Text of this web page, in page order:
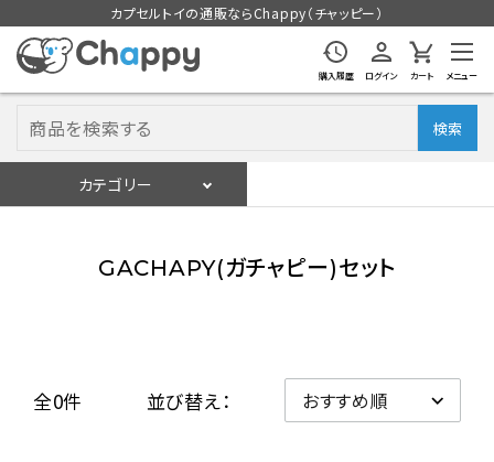
カプセルトイの通販ならChappy（チャッピー）
購入履歴 ログイン カート メニュー
検索
カテゴリー
GACHAPY(ガチャピー)セット
全0件 並び替え：